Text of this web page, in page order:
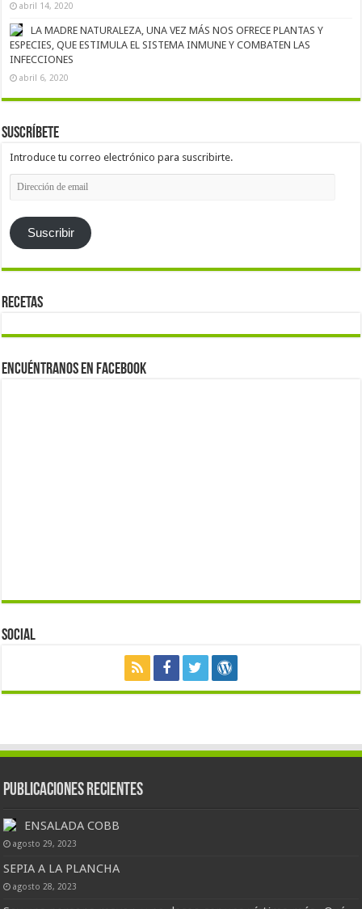
abril 14, 2020
LA MADRE NATURALEZA, UNA VEZ MÁS NOS OFRECE PLANTAS Y
ESPECIES, QUE ESTIMULA EL SISTEMA INMUNE Y COMBATEN LAS
INFECCIONES
abril 6, 2020
Suscríbete
Introduce tu correo electrónico para suscribirte.
Dirección
de
Suscribir
Recetas
Encuéntranos en Facebook
Social
Publicaciones Recientes
ENSALADA COBB
agosto 29, 2023
SEPIA A LA PLANCHA
agosto 28, 2023